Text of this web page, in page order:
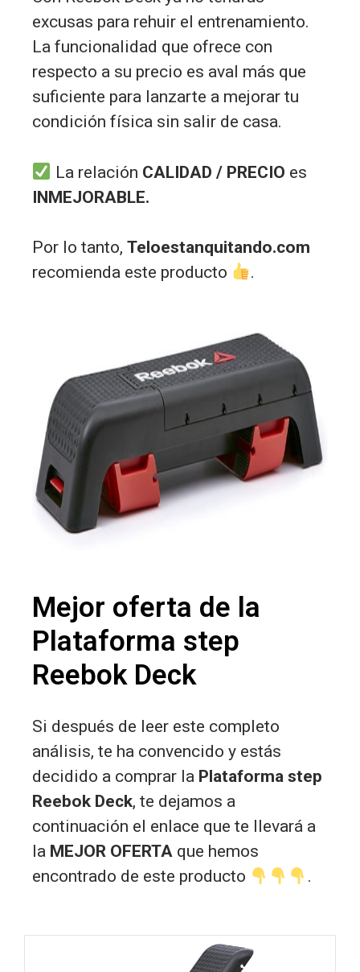
excusas para rehuir el entrenamiento.
La funcionalidad que ofrece con
respecto a su precio es aval más que
suficiente para lanzarte a mejorar tu
condición física sin salir de casa.
La relación CALIDAD / PRECIO es
INMEJORABLE.
Por lo tanto, Teloestanquitando.com
recomienda este producto
.
Mejor oferta de la
Plataforma step
Reebok Deck
Si después de leer este completo
análisis, te ha convencido y estás
decidido a comprar la Plataforma step
Reebok Deck, te dejamos a
continuación el enlace que te llevará a
la MEJOR OFERTA que hemos
encontrado de este producto
.